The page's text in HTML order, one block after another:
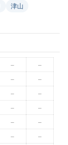
津山
–
–
– –
–
–
– –
–
–
– –